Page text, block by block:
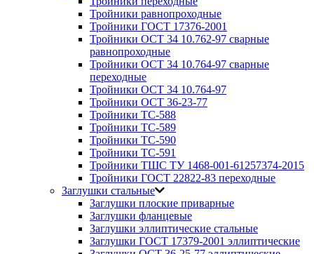
Тройники равнопроходные
Тройники ГОСТ 17376-2001
Тройники ОСТ 34 10.762-97 сварные
равнопроходные
Тройники ОСТ 34 10.764-97 сварные
переходные
Тройники ОСТ 34 10.764-97
Тройники ОСТ 36-23-77
Тройники ТС-588
Тройники ТС-589
Тройники ТС-590
Тройники ТС-591
Тройники ТШС ТУ 1468-001-61257374-2015
Тройники ГОСТ 22822-83 переходные
Заглушки стальные
Заглушки плоские приварные
Заглушки фланцевые
Заглушки эллиптические стальные
Заглушки ГОСТ 17379-2001 эллиптические